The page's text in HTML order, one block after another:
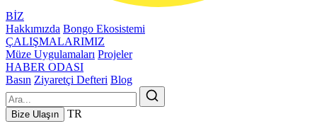
BİZ
Hakkımızda Bongo Ekosistemi
ÇALIŞMALARIMIZ
Müze Uygulamaları Projeler
HABER ODASI
Basın Ziyaretçi Defteri Blog
Bize Ulaşın TR